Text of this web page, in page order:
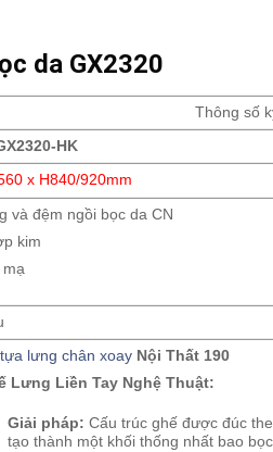
da GX2320
Thông số
HK
x H840/920mm
và đệm ngồi bọc da CN
kim
mạ
lưng chân xoay Nội Thất 190
Lưng Liền Tay Nghệ Thuật:
Giải pháp: Cấu trúc ghế được đúc
tạo thành một khối thống nhất bao